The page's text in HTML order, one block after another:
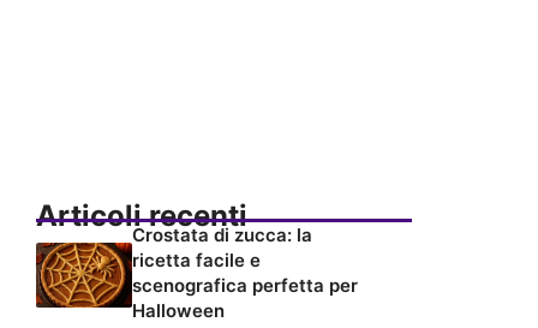
Articoli recenti
Crostata di zucca: la
ricetta facile e
scenografica perfetta per
Halloween